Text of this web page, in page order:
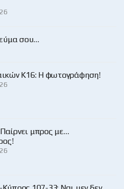
σου…
Κ16: Η φωτογράφηση!
μπρος με…